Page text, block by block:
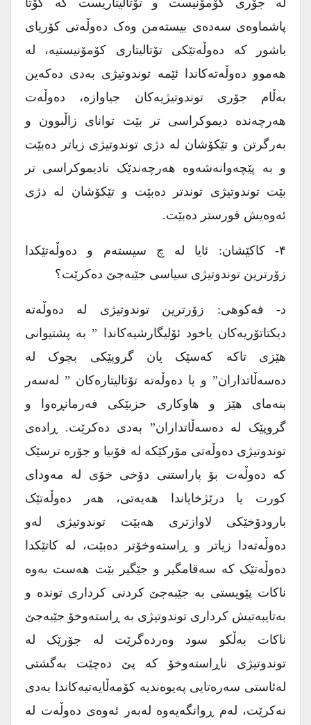
لە جۆری کۆمۆنیست و تۆتالیتاریست کە کۆتا
پاشماوەی سەدەی بیستەمن وەک دەوڵەتی کۆریای
باشور کە دەوڵەتێکی تۆتالیتاری کۆمۆنیستیە، لە
هەموو دەوڵەتەکاندا ئێمە توندوتیژی بەدی دەکەین
بەڵام جۆری توندوتیژیەکان جیاوازە، دەوڵەت
هەرچەندە دیموکراسی تر بێت توانای زاڵبوون و
بەرگرتن و تێکۆشان لە دژی توندوتیژی زیاتر دەبێت
و بە پێچەوانەشەوە هەرچەندێک نادیموکراسی تر
بێت توندوتیژی توندتر دەبێت و تێکۆشان لە دژی
ئەوەیش قورستر دەبێت.
۴- کاکێشان: ئایا لە چ سیستەم و دەوڵەتێکدا
زۆرترین توندوتیژی سیاسی جێبەجێ دەکرێت؟
د- فەکوهی: زۆرترین توندوتیژی لە دەوڵەتە
دیکتاتۆریەکان یاخود ئۆلیگارشیەکاندا ” بە پشتیوانی
هێزی تاکە کەسێک یان گروپێکی بچوک لە
دەسەڵاتداران” و یا دەوڵەتە تۆتالیتارەکان ” لەسەر
بنەمای هێز و هاوکاری حزبێکی فەرمانڕەوا و
گروپێک لە دەسەڵاتداران” بەدی دەکرێت. ڕادەی
توندوتیژی دەوڵەتی مۆرکێکە لە فۆبیا و جۆرە ترسێک
کە دەوڵەت بۆ پاراستنی دۆخی خۆی لە مەودای
کورت یا درێژخایاندا هەیەتی، هەر دەوڵەتێک
بارودۆخێکی لاوازتری هەبێت توندوتیژی لەو
دەوڵەتەدا زیاتر و ڕاستەوخۆتر دەبێت، لە کاتێکدا
دەوڵەتێک کە سەقامگیر و جێگیر بێت هەست بەوە
ناکات پێویستی بە جێبەجێ کردنی کرداری توندە و
بەتایبەتیش کرداری توندوتیژی بە ڕاستەوخۆ جێبەجێ
ناکات بەڵکو سود وەردەگرێت لە جۆرێک لە
توندوتیژی ناڕاستەوخۆ کە پێ دەچێت بەگشتی
لەئاستی سەرەتایی پەیوەندیە کۆمەڵایەتیەکاندا بەدی
نەکرێت، لەم ڕوانگەیەوە لەبەر ئەوەی دەوڵەت لە